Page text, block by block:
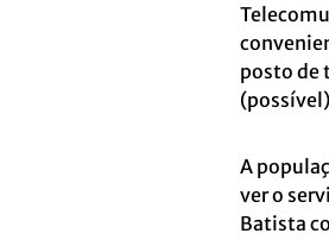
posto de
A
ver o
Batista